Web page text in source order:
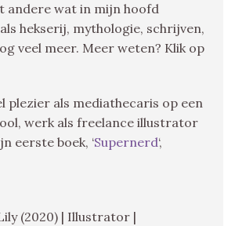
andere wat in mijn hoofd
hekserij, mythologie, schrijven,
veel meer. Meer weten? Klik op
plezier als mediathecaris op een
werk als freelance illustrator
eerste boek, ‘Supernerd‘,
(2020) | Illustrator |